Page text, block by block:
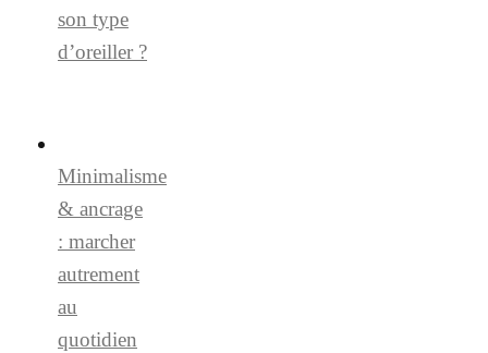
son type
d’oreiller ?
Minimalisme
& ancrage
: marcher
autrement
au
quotidien